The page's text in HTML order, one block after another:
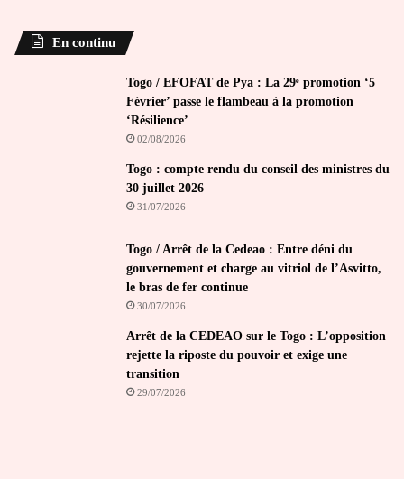
En continu
Togo / EFOFAT de Pya : La 29ᵉ promotion ‘5
Février’ passe le flambeau à la promotion
‘Résilience’
02/08/2026
Togo : compte rendu du conseil des ministres du
30 juillet 2026
31/07/2026
Togo / Arrêt de la Cedeao : Entre déni du
gouvernement et charge au vitriol de l’Asvitto,
le bras de fer continue
30/07/2026
Arrêt de la CEDEAO sur le Togo : L’opposition
rejette la riposte du pouvoir et exige une
transition
29/07/2026